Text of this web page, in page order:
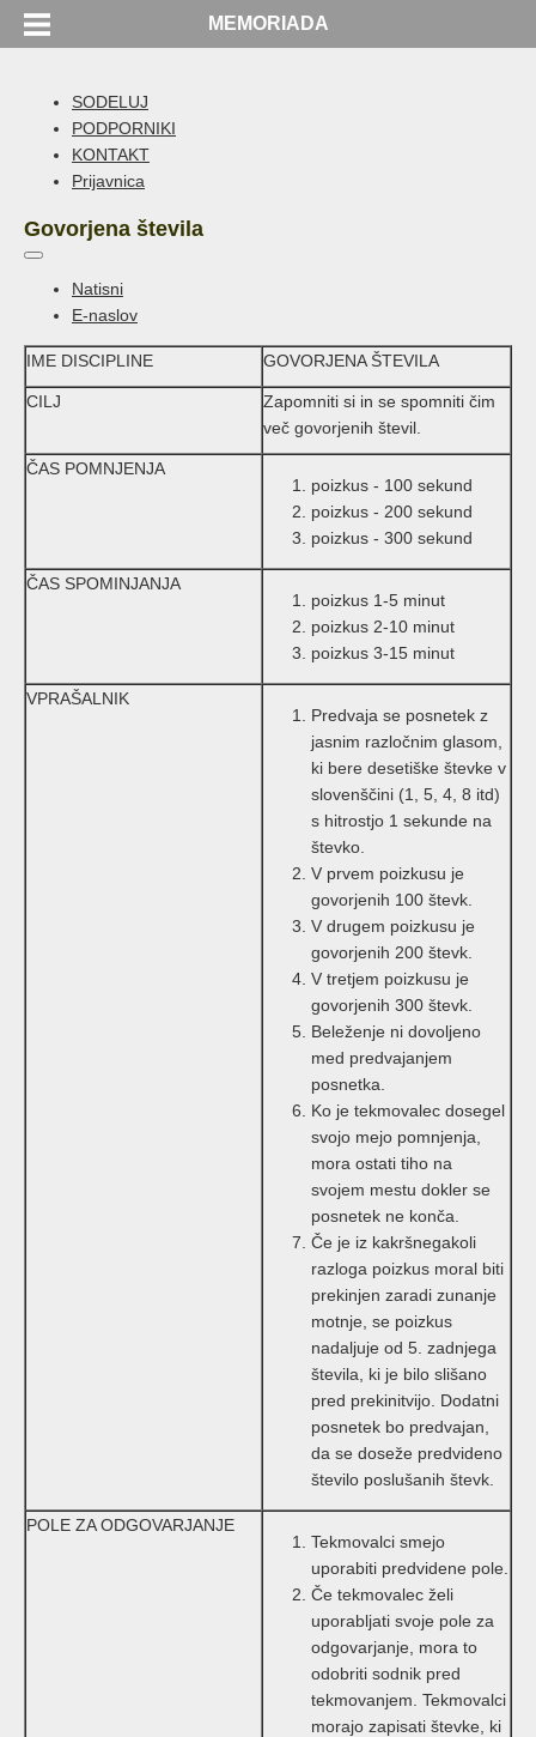
MEMORIADA
SODELUJ
PODPORNIKI
KONTAKT
Prijavnica
Govorjena števila
Natisni
E-naslov
IME DISCIPLINE GOVORJENA ŠTEVILA
CILJ
Zapomniti si in se spomniti čim
več govorjenih števil.
ČAS POMNJENJA
poizkus - 100 sekund
poizkus - 200 sekund
poizkus - 300 sekund
ČAS SPOMINJANJA
poizkus 1-5 minut
poizkus 2-10 minut
poizkus 3-15 minut
VPRAŠALNIK
Predvaja se posnetek z
jasnim razločnim glasom,
ki bere desetiške števke v
slovenščini (1, 5, 4, 8 itd)
s hitrostjo 1 sekunde na
števko.
V prvem poizkusu je
govorjenih 100 števk.
V drugem poizkusu je
govorjenih 200 števk.
V tretjem poizkusu je
govorjenih 300 števk.
Beleženje ni dovoljeno
med predvajanjem
posnetka.
Ko je tekmovalec dosegel
svojo mejo pomnjenja,
mora ostati tiho na
svojem mestu dokler se
posnetek ne konča.
Če je iz kakršnegakoli
razloga poizkus moral biti
prekinjen zaradi zunanje
motnje, se poizkus
nadaljuje od 5. zadnjega
števila, ki je bilo slišano
pred prekinitvijo. Dodatni
posnetek bo predvajan,
da se doseže predvideno
število poslušanih števk.
POLE ZA ODGOVARJANJE
Tekmovalci smejo
uporabiti predvidene pole.
Če tekmovalec želi
uporabljati svoje pole za
odgovarjanje, mora to
odobriti sodnik pred
tekmovanjem. Tekmovalci
morajo zapisati števke, ki